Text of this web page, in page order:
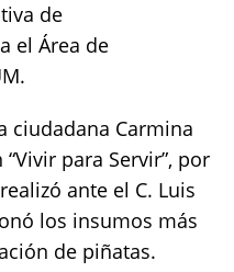
de
el Área de
ciudadana Carmina
para Servir”, por
ante el C. Luis
los insumos más
de piñatas.